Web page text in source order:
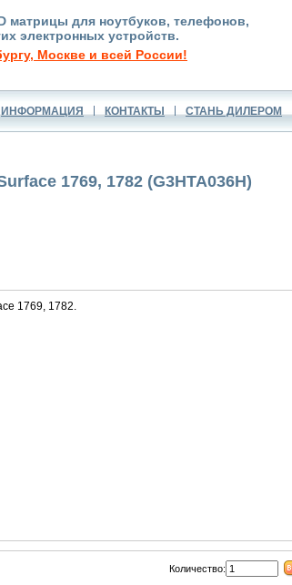
матрицы для ноутбуков, телефонов,
электронных устройств.
Москве и всей России!
ИНФОРМАЦИЯ КОНТАКТЫ СТАНЬ ДИЛЕРОМ
1769, 1782 (G3HTA036H)
1769, 1782.
Количество: